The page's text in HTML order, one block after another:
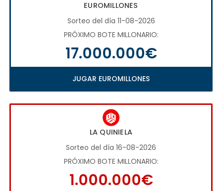
EUROMILLONES
Sorteo del día 11-08-2026
PRÓXIMO BOTE MILLONARIO:
17.000.000€
JUGAR EUROMILLONES
LA QUINIELA
Sorteo del día 16-08-2026
PRÓXIMO BOTE MILLONARIO:
1.000.000€